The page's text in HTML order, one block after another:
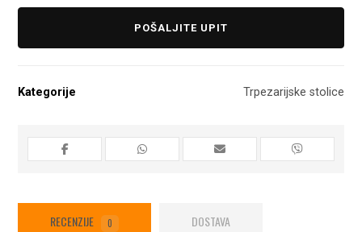
POŠALJITE UPIT
Kategorije Trpezarijske stolice
RECENZIJE 0 DOSTAVA